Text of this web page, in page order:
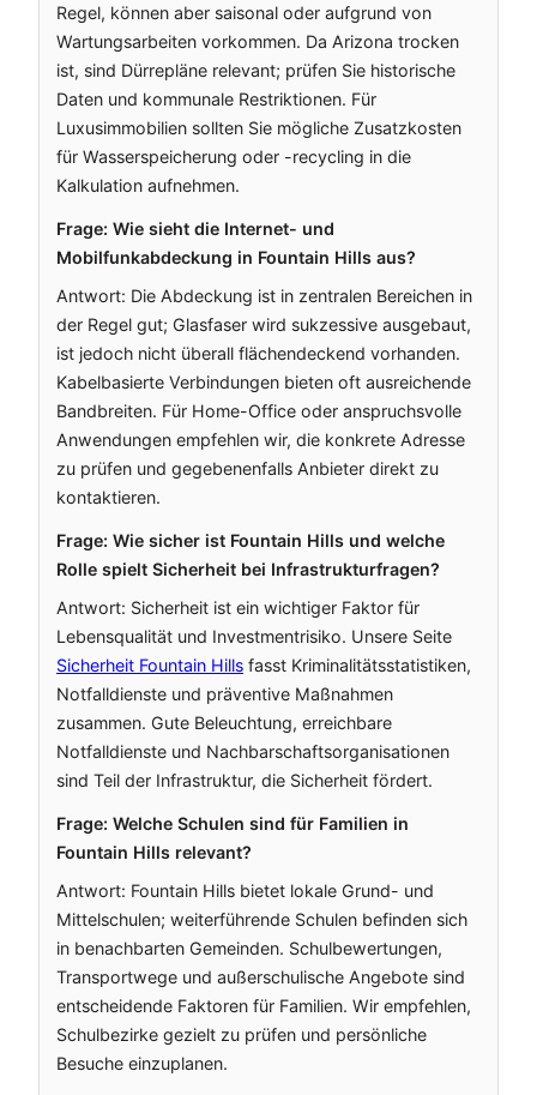
Regel, können aber saisonal oder aufgrund von
Wartungsarbeiten vorkommen. Da Arizona trocken
ist, sind Dürrepläne relevant; prüfen Sie historische
Daten und kommunale Restriktionen. Für
Luxusimmobilien sollten Sie mögliche Zusatzkosten
für Wasserspeicherung oder -recycling in die
Kalkulation aufnehmen.
Frage: Wie sieht die Internet- und
Mobilfunkabdeckung in Fountain Hills aus?
Antwort: Die Abdeckung ist in zentralen Bereichen in
der Regel gut; Glasfaser wird sukzessive ausgebaut,
ist jedoch nicht überall flächendeckend vorhanden.
Kabelbasierte Verbindungen bieten oft ausreichende
Bandbreiten. Für Home-Office oder anspruchsvolle
Anwendungen empfehlen wir, die konkrete Adresse
zu prüfen und gegebenenfalls Anbieter direkt zu
kontaktieren.
Frage: Wie sicher ist Fountain Hills und welche
Rolle spielt Sicherheit bei Infrastrukturfragen?
Antwort: Sicherheit ist ein wichtiger Faktor für
Lebensqualität und Investmentrisiko. Unsere Seite
Sicherheit Fountain Hills fasst Kriminalitätsstatistiken,
Notfalldienste und präventive Maßnahmen
zusammen. Gute Beleuchtung, erreichbare
Notfalldienste und Nachbarschaftsorganisationen
sind Teil der Infrastruktur, die Sicherheit fördert.
Frage: Welche Schulen sind für Familien in
Fountain Hills relevant?
Antwort: Fountain Hills bietet lokale Grund- und
Mittelschulen; weiterführende Schulen befinden sich
in benachbarten Gemeinden. Schulbewertungen,
Transportwege und außerschulische Angebote sind
entscheidende Faktoren für Familien. Wir empfehlen,
Schulbezirke gezielt zu prüfen und persönliche
Besuche einzuplanen.